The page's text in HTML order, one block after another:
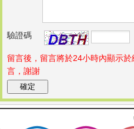
驗證碼
留言後，留言將於24小時內顯示
言，謝謝